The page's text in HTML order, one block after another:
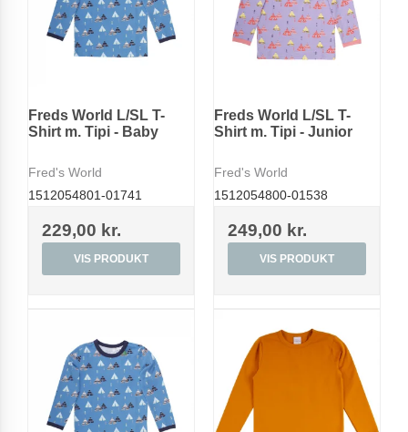
Freds World L/SL T-
Shirt m. Tipi - Baby
Fred's World
1512054801-01741
229,00 kr.
VIS PRODUKT
Freds World L/SL T-
Shirt m. Tipi - Junior
Fred's World
1512054800-01538
249,00 kr.
VIS PRODUKT